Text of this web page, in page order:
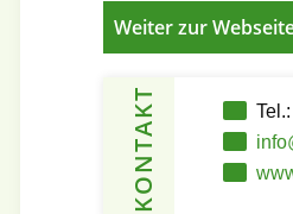
Weiter zur
KONTAKT